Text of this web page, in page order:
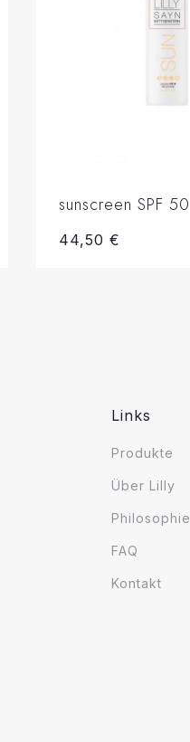
sunscreen SPF 50
44,50€
Links
Produkte
Über Lilly
Philosophie
FAQ
Kontakt